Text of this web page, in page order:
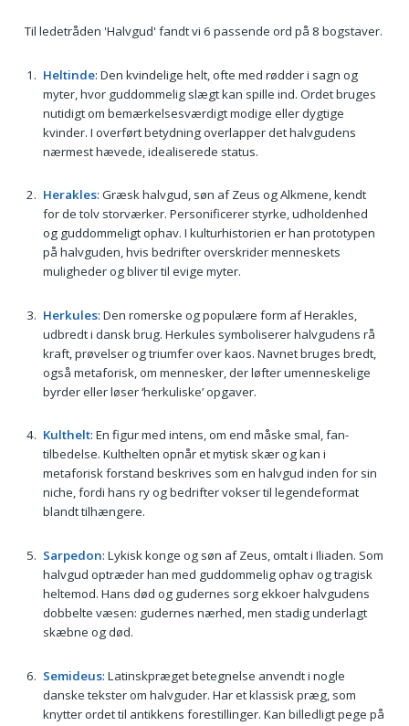
Til ledetråden 'Halvgud' fandt vi 6 passende ord på 8 bogstaver.
Heltinde: Den kvindelige helt, ofte med rødder i sagn og
myter, hvor guddommelig slægt kan spille ind. Ordet bruges
nutidigt om bemærkelsesværdigt modige eller dygtige
kvinder. I overført betydning overlapper det halvgudens
nærmest hævede, idealiserede status.
Herakles: Græsk halvgud, søn af Zeus og Alkmene, kendt
for de tolv storværker. Personificerer styrke, udholdenhed
og guddommeligt ophav. I kulturhistorien er han prototypen
på halvguden, hvis bedrifter overskrider menneskets
muligheder og bliver til evige myter.
Herkules: Den romerske og populære form af Herakles,
udbredt i dansk brug. Herkules symboliserer halvgudens rå
kraft, prøvelser og triumfer over kaos. Navnet bruges bredt,
også metaforisk, om mennesker, der løfter umenneskelige
byrder eller løser ‘herkuliske’ opgaver.
Kulthelt: En figur med intens, om end måske smal, fan-
tilbedelse. Kulthelten opnår et mytisk skær og kan i
metaforisk forstand beskrives som en halvgud inden for sin
niche, fordi hans ry og bedrifter vokser til legendeformat
blandt tilhængere.
Sarpedon: Lykisk konge og søn af Zeus, omtalt i Iliaden. Som
halvgud optræder han med guddommelig ophav og tragisk
heltemod. Hans død og gudernes sorg ekkoer halvgudens
dobbelte væsen: gudernes nærhed, men stadig underlagt
skæbne og død.
Semideus: Latinskpræget betegnelse anvendt i nogle
danske tekster om halvguder. Har et klassisk præg, som
knytter ordet til antikkens forestillinger. Kan billedligt pege på